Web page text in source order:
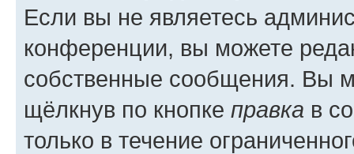
Если вы не являетесь
конференции, вы можете
собственные сообщения. Вы
щёлкнув по кнопке правка в
только в течение